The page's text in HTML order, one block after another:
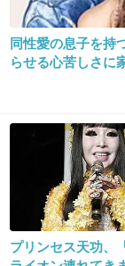
おめめ瞑って
25. 匿名2013/09/25(水)
2枚目はかわ
同性愛の息子を持
らせる心苦しさに
プリンセス天功、